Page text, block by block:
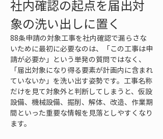
社内確認の起点を届出対
象の洗い出しに置く
88条申請の対象工事を社内確認で漏らさな
いために最初に必要なのは、「この工事は申
請が必要か」という単発の質問ではなく、
「届出対象になり得る要素が計画内に含まれ
ていないか」を洗い出す姿勢です。工事名称
だけを見て対象外と判断してしまうと、仮設
設備、機械設備、掘削、解体、改造、作業期
間といった重要な情報を見落としやすくなり
ます。